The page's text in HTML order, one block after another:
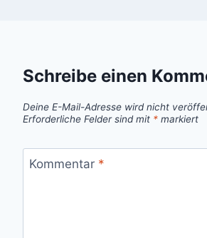
Schreibe einen
Deine E-Mail-Adresse wird nicht
Erforderliche Felder sind mit * markiert
Kommentar *